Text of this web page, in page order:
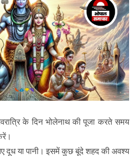
के दिन भोलेनाथ की पूजा करते समय
दूध या पानी। इसमें कुछ बूंदे शहद की अवश्य